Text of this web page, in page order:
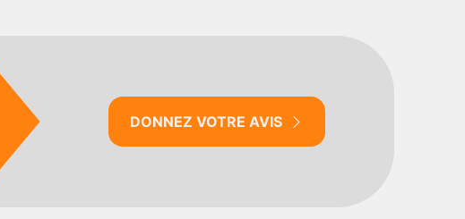
DONNEZ VOTRE AVIS